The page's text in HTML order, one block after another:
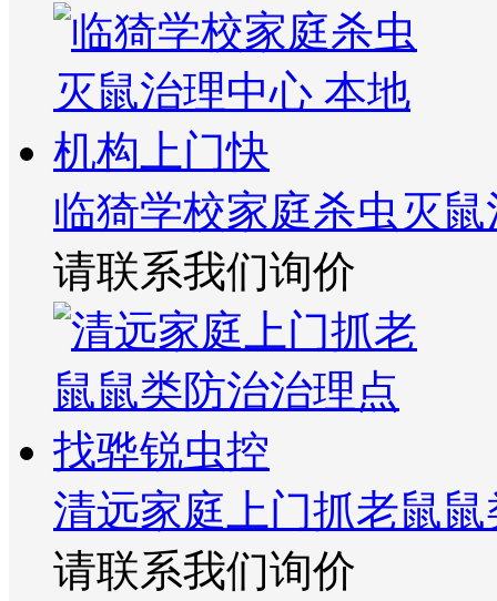
临猗学校家庭杀虫灭
请联系我们询价
清远家庭上门抓老鼠
请联系我们询价